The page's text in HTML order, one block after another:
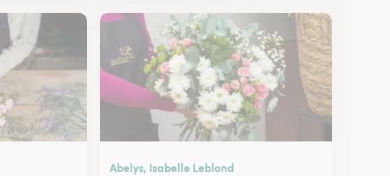
Abelys, Isabelle Leblond